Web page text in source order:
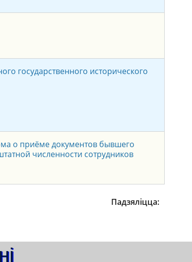
государственного исторического
о приёме документов бывшего
численности сотрудников
Падзяліцца: